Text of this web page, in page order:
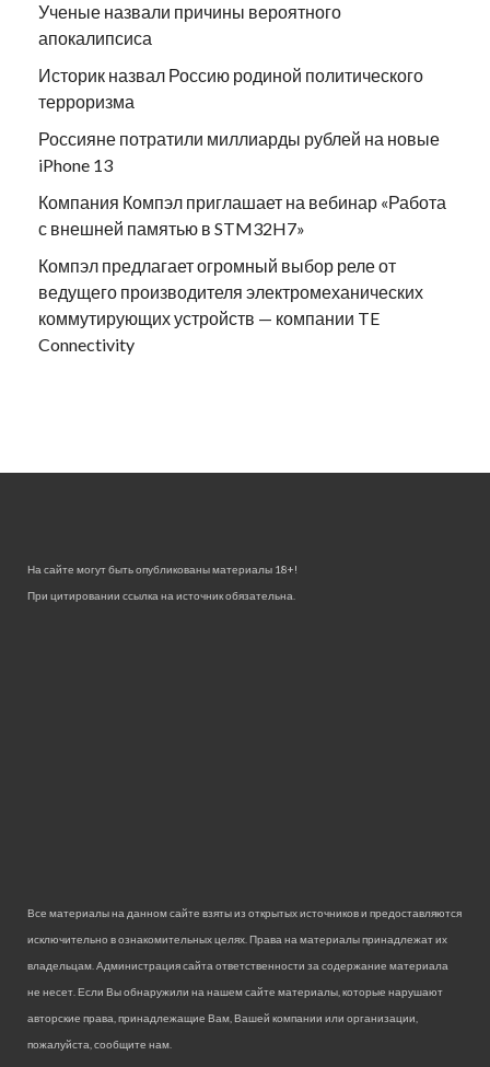
Ученые назвали причины вероятного
апокалипсиса
Историк назвал Россию родиной политического
терроризма
Россияне потратили миллиарды рублей на новые
iPhone 13
Компания Компэл приглашает на вебинар «Работа
с внешней памятью в STM32H7»
Компэл предлагает огромный выбор реле от
ведущего производителя электромеханических
коммутирующих устройств — компании TE
Connectivity
На сайте могут быть опубликованы материалы 18+!
При цитировании ссылка на источник обязательна.
Все материалы на данном сайте взяты из открытых источников и предоставляются
исключительно в ознакомительных целях. Права на материалы принадлежат их
владельцам. Администрация сайта ответственности за содержание материала
не несет. Если Вы обнаружили на нашем сайте материалы, которые нарушают
авторские права, принадлежащие Вам, Вашей компании или организации,
пожалуйста, сообщите нам.